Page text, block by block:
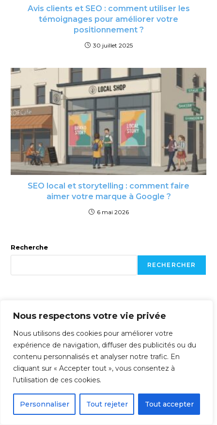
Nous respectons votre vie privée
Nous utilisons des cookies pour améliorer votre
expérience de navigation, diffuser des publicités ou du
contenu personnalisés et analyser notre trafic. En
cliquant sur « Accepter tout », vous consentez à
l'utilisation de ces cookies.
Personnaliser Tout rejeter Tout accepter
Avis clients et SEO : comment utiliser les
témoignages pour améliorer votre
positionnement ?
30 juillet 2025
SEO local et storytelling : comment faire
aimer votre marque à Google ?
6 mai 2026
Recherche
RECHERCHER
renforcent mutuellement
Les zero-click searches : comment rester visible quand
Google répond avant votre site
Rochelle peuvent attirer plus de mandats